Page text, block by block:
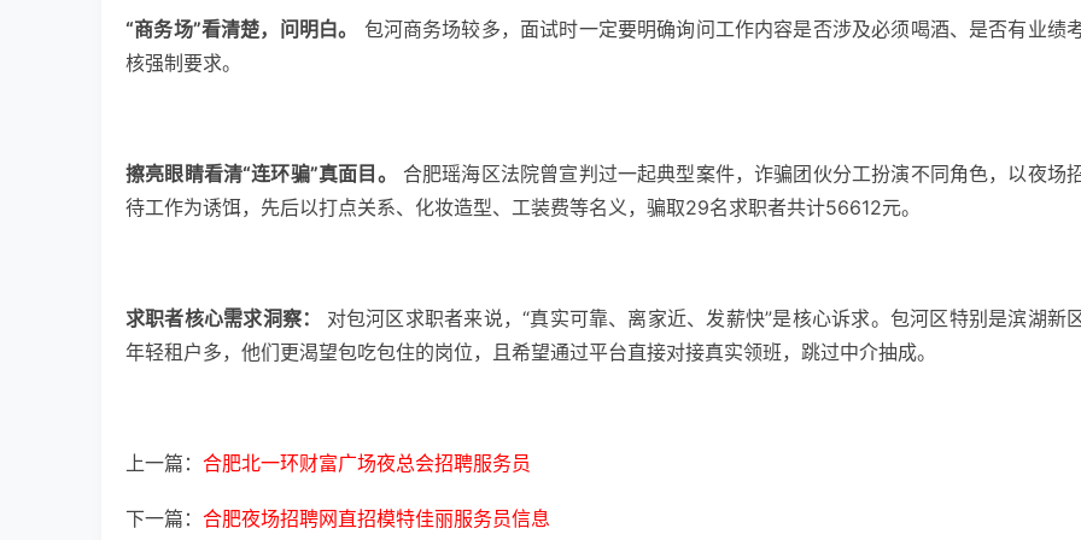
“商务场”看清楚，问明白。
包河商务场较多，面试时一定要明确询问工作内容是否涉及必须喝酒、是否有业绩
核强制要求。
擦亮眼睛看清“连环骗”真面目。
合肥瑶海区法院曾宣判过一起典型案件，诈骗团伙分工扮演不同角色，以夜场
待工作为诱饵，先后以打点关系、化妆造型、工装费等名义，骗取29名求职者共计56612元。
求职者核心需求洞察： 对包河区求职者来说，“真实可靠、离家近、发薪快”是核心诉求。包河区特别是滨湖新
年轻租户多，他们更渴望包吃包住的岗位，且希望通过平台直接对接真实领班，跳过中介抽成。
上一篇： 合肥北一环财富广场夜总会招聘服务员
下一篇： 合肥夜场招聘网直招模特佳丽服务员信息